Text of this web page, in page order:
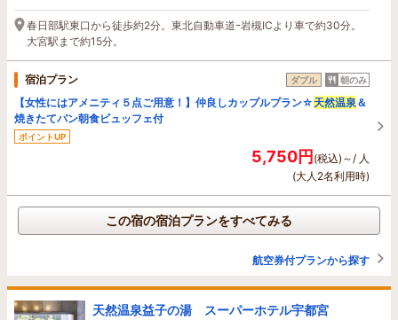
春日部駅東口から徒歩約2分。東北自動車道ｰ岩槻ICより車で約30分。
大宮駅まで約15分。
宿泊プラン ダブル 朝のみ
【女性にはアメニティ５点ご用意！】仲良しカップルプラン☆ 天然温泉 ＆
焼きたてパン朝食ビュッフェ付
ポイントUP
5,750円(税込)～/ 人
(大人2名利用時)
この宿の宿泊プランをすべてみる
航空券付プランから探す
天然温泉益子の湯 スーパーホテル宇都宮